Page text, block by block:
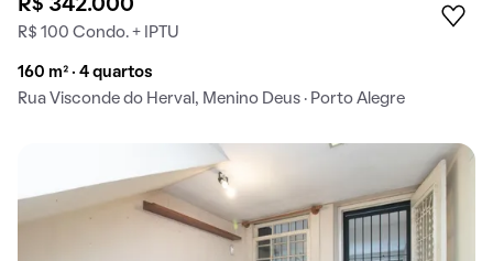
R$ 342.000
R$ 100 Condo. + IPTU
160 m² · 4 quartos
Rua Visconde do Herval, Menino Deus · Porto Alegre